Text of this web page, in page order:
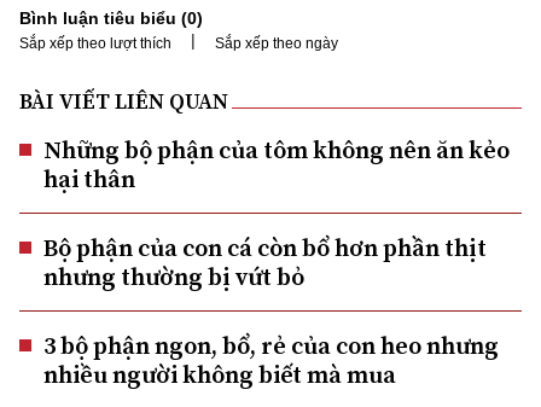
Bình luận tiêu biểu (0)
Sắp xếp theo lượt thích | Sắp xếp theo ngày
BÀI VIẾT LIÊN QUAN
Những bộ phận của tôm không nên ăn kẻo
hại thân
Bộ phận của con cá còn bổ hơn phần thịt
nhưng thường bị vứt bỏ
3 bộ phận ngon, bổ, rẻ của con heo nhưng
nhiều người không biết mà mua